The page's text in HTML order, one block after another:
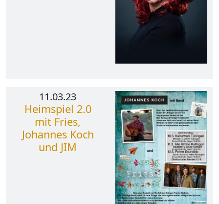
11.03.23
Heimspiel 2.0
mit Fries,
Johannes Koch
und JIM